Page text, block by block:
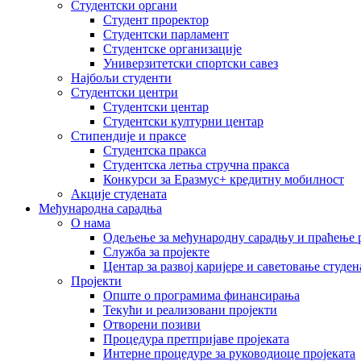
Студентски органи
Студент проректор
Студентски парламент
Студентске организације
Универзитетски спортски савез
Најбољи студенти
Студентски центри
Студентски центар
Студентски културни центар
Стипендије и праксе
Студентска пракса
Студентска летња стручна пракса
Конкурси за Еразмус+ кредитну мобилност
Акције студената
Међународна сарадња
О нама
Одељење за међународну сарадњу и праћење
Служба за пројекте
Центар за развој каријере и саветовање
Пројекти
Опште о програмима финансирања
Текући и реализовани пројекти
Отворени позиви
Процедура претпријаве пројеката
Интерне процедуре за руководиоце пројеката